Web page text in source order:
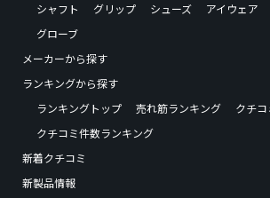
シャフト
グリップ シューズ アイウェア
グローブ
メーカーから探す
ランキングから探す
ランキングトップ
売れ筋ランキング
クチ
クチコミ件数ランキング
新着クチコミ
新製品情報